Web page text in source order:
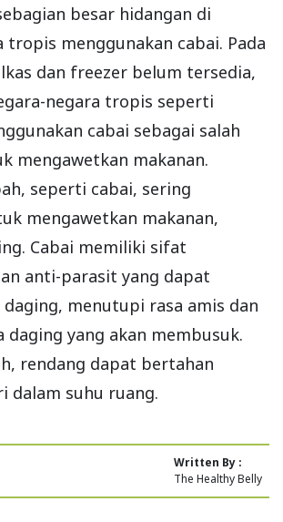
besar hidangan di
tropis menggunakan cabai. Pada
dan freezer belum tersedia,
negara tropis seperti
cabai sebagai salah
mengawetkan makanan.
seperti cabai, sering
mengawetkan makanan,
Cabai memiliki sifat
anti-parasit yang dapat
menutupi rasa amis dan
daging yang akan membusuk.
rendang dapat bertahan
dalam suhu ruang.
Written By :
The Healthy Belly